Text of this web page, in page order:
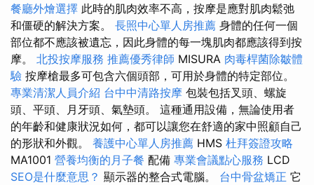
餐廳外燴選擇 此時的肌肉效率不高，按摩是應對肌肉鬆弛
和僵硬的解決方案。 長照中心單人房推薦 身體的任何一個
部位都不應該被遺忘，因此身體的每一塊肌肉都應該得到按
摩。 北投按摩服務 推薦優秀律師 MISURA 肉毒桿菌除皺體
驗 按摩槍最多可包含六個頭部，可用於身體的特定部位。
專業清潔人員介紹 台中中清路按摩 包裝包括叉頭、螺旋
頭、平頭、月牙頭、氣墊頭。 這種通用設備，無論使用者
的年齡和健康狀況如何，都可以讓您在舒適的家中照顧自己
的形狀和外觀。 養護中心單人房推薦 HMS 杜拜簽證攻略
MA1001 營養均衡的月子餐 配備 專業會議點心服務 LCD
SEO是什麼意思？ 顯示器的整合式電腦。 台中骨盆矯正 它